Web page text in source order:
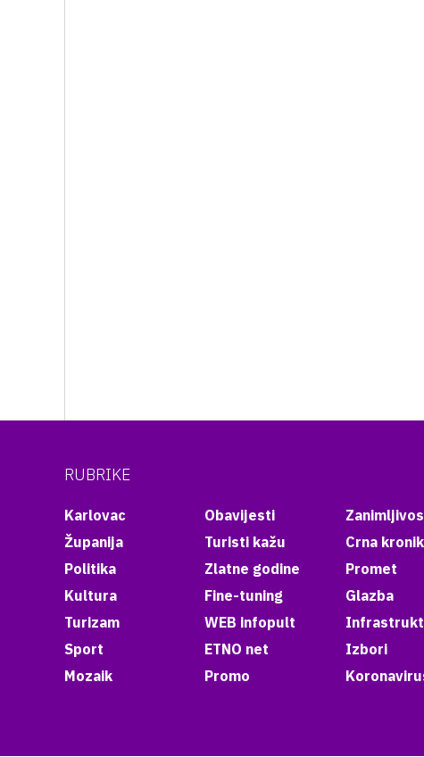
RUBRIKE
Karlovac
Županija
Politika
Kultura
Turizam
Sport
Mozaik
Obavijesti
Turisti kažu
Zlatne godine
Fine-tuning
WEB infopult
ETNO net
Promo
Crna
Promet
Glazba
Izbori